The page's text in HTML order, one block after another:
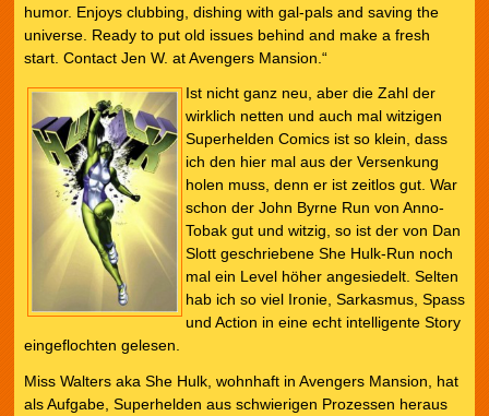
humor. Enjoys clubbing, dishing with gal-pals and saving the
universe. Ready to put old issues behind and make a fresh
start. Contact Jen W. at Avengers Mansion.“
Ist nicht ganz neu, aber die Zahl der
wirklich netten und auch mal witzigen
Superhelden Comics ist so klein, dass
ich den hier mal aus der Versenkung
holen muss, denn er ist zeitlos gut. War
schon der John Byrne Run von Anno-
Tobak gut und witzig, so ist der von Dan
Slott geschriebene She Hulk-Run noch
mal ein Level höher angesiedelt. Selten
hab ich so viel Ironie, Sarkasmus, Spass
und Action in eine echt intelligente Story
eingeflochten gelesen.
Miss Walters aka She Hulk, wohnhaft in Avengers Mansion, hat
als Aufgabe, Superhelden aus schwierigen Prozessen heraus